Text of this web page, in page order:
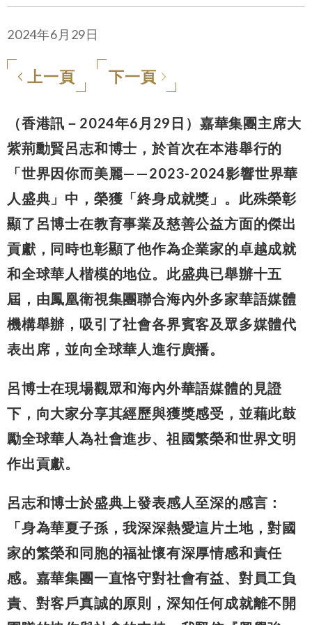
2024年6月29日
上一頁 下一頁
（香港訊－2024年6月29日）嘉華集團主席大
紫荊勳賢呂志和博士，於首次在本港舉行的
「世界因你而美麗——2023-2024影響世界華
人盛典」中，榮獲「終身成就獎」。此殊榮彰
顯了呂博士在教育事業及慈善公益方面的傑出
貢獻，同時也彰顯了他作為企業家的卓越成就
和全球華人楷模的地位。此盛典已舉辦十五
屆，由鳳凰衛視集團聯合海內外多家華語媒體
機構舉辦，吸引了社會各界賓客及眾多媒體代
表出席，並向全球華人進行廣播。
呂博士在現場觀眾和海內外華語媒體的見證
下，向大家分享其經歷與獲獎感受，並藉此鼓
勵全球華人為社會進步、祖國繁榮和世界文明
作出貢獻。
呂志和博士於盛典上發表感人至深的感言：
「身為華夏子孫，我深深熱愛這片土地，對國
家的繁榮和同胞的福祉懷有深厚情感和責任
感。嘉華集團一直恪守對社會有益、對員工負
責、對客戶真誠的原則，深知任何成就離不開